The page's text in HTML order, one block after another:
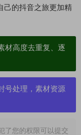
己的抖音之旅更加精
材高度去重复、逐
号处理，素材资源
了您的权限可以提交